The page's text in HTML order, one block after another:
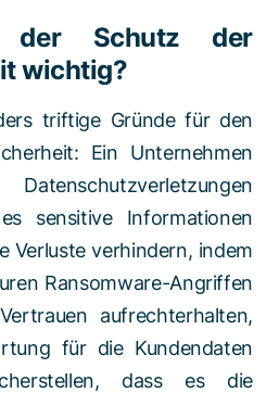
der Schutz der
wichtig?
triftige Gründe für den
Ein Unternehmen
sensitive Informationen
Verluste verhindern, indem
Ransomware-Angriffen
aufrechterhalten,
für die Kundendaten
dass es die